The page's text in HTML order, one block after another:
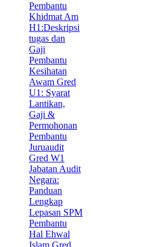
Pembantu
Khidmat Am
H1:Deskripsi
tugas dan
Gaji
Pembantu
Kesihatan
Awam Gred
U1: Syarat
Lantikan,
Gaji &
Permohonan
Pembantu
Juruaudit
Gred W1
Jabatan Audit
Negara:
Panduan
Lengkap
Lepasan SPM
Pembantu
Hal Ehwal
Islam Gred